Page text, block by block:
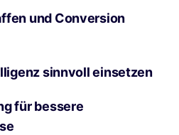
und Conversion
sinnvoll einsetzen
für bessere